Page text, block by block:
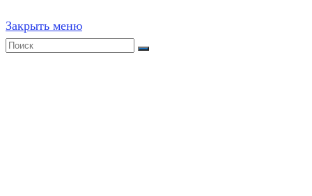
Закрыть меню